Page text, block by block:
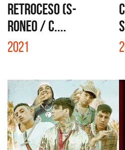
RETROCESO (S-
RONEO / C....
2021